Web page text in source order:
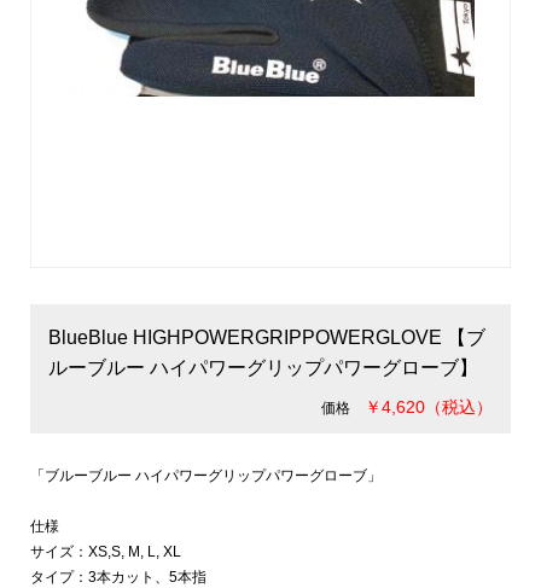
BlueBlue HIGHPOWERGRIPPOWERGLOVE 【ブ
ルーブルー ハイパワーグリップパワーグローブ】
価格 ￥4,620（税込）
「ブルーブルー ハイパワーグリップパワーグローブ」
仕様
サイズ：XS,S, M, L, XL
タイプ：3本カット、5本指